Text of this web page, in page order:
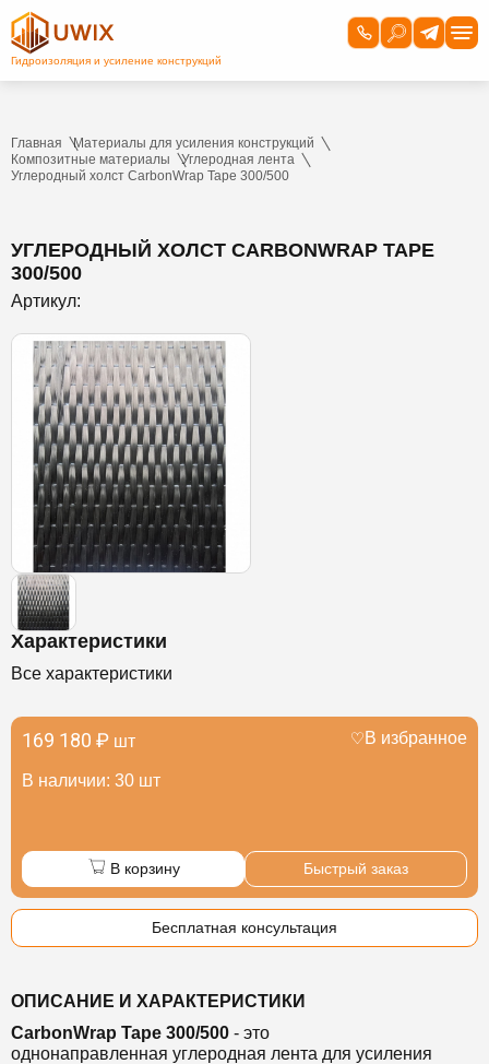
Главная
Материалы для усиления конструкций
Композитные материалы
Углеродная лента
Углеродный холст CarbonWrap Tape 300/500
УГЛЕРОДНЫЙ ХОЛСТ CARBONWRAP TAPE
300/500
Артикул:
Характеристики
Все характеристики
169 180 ₽ шт
В наличии: 30 шт
В избранное
В корзину Быстрый заказ
Бесплатная консультация
ОПИСАНИЕ И ХАРАКТЕРИСТИКИ
CarbonWrap Tape 300/500 - это
однонаправленная углеродная лента для усиления